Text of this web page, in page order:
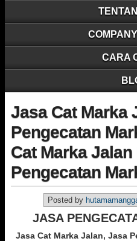
CARA
Jasa Cat Marka
Pengecatan
Cat Marka
Pengecatan
Posted by
JASA
Jasa Cat Marka Jalan, Jasa